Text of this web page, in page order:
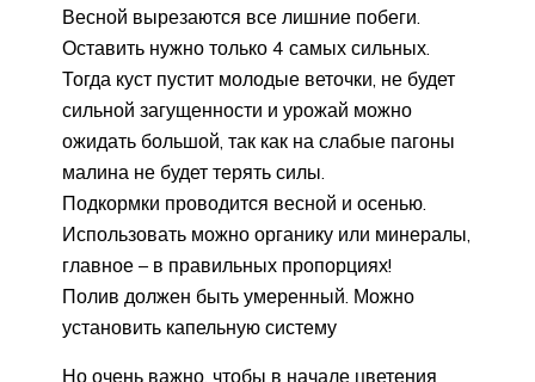
Весной вырезаются все лишние побеги.
Оставить нужно только 4 самых сильных.
Тогда куст пустит молодые веточки, не будет
сильной загущенности и урожай можно
ожидать большой, так как на слабые пагоны
малина не будет терять силы.
Подкормки проводится весной и осенью.
Использовать можно органику или минералы,
главное – в правильных пропорциях!
Полив должен быть умеренный. Можно
установить капельную систему
Но очень важно, чтобы в начале цветения